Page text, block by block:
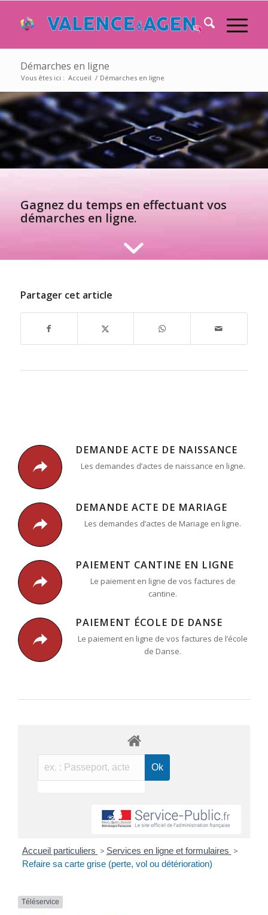
Démarches en ligne
Vous êtes ici : Accueil / Démarches en ligne
Gagnez du temps en effectuant vos
démarches en ligne.
Partager cet article
DEMANDE ACTE DE NAISSANCE
Les demandes d’actes de naissance en ligne.
DEMANDE ACTE DE MARIAGE
Les demandes d’actes de Mariage en ligne.
PAIEMENT CANTINE EN LIGNE
Le paiement en ligne de vos factures de
cantine.
PAIEMENT ÉCOLE DE DANSE
Le paiement en ligne de vos factures de l’école
de Danse.
Accueil particuliers > Services en ligne et formulaires >
Refaire sa carte grise (perte, vol ou détérioration)
Téléservice